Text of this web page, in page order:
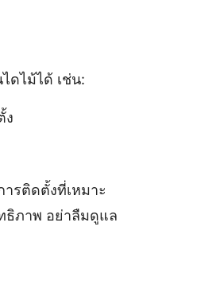
ดไม้ได้ เช่น:
ง
รติดตั้งที่เหมาะ
ธิภาพ อย่าลืมดูแล